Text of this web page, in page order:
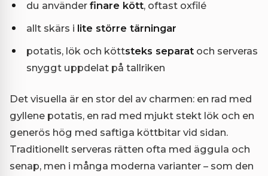
du använder finare kött, oftast oxfilé
allt skärs i lite större tärningar
potatis, lök och köttsteks separat och serveras
snyggt uppdelat på tallriken
Det visuella är en stor del av charmen: en rad med
gyllene potatis, en rad med mjukt stekt lök och en
generös hög med saftiga köttbitar vid sidan.
Traditionellt serveras rätten ofta med äggula och
senap, men i många moderna varianter – som den